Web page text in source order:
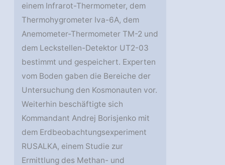
einem Infrarot-Thermometer, dem
Thermohygrometer Iva-6A, dem
Anemometer-Thermometer TM-2 und
dem Leckstellen-Detektor UT2-03
bestimmt und gespeichert. Experten
vom Boden gaben die Bereiche der
Untersuchung den Kosmonauten vor.
Weiterhin beschäftigte sich
Kommandant Andrej Borisjenko mit
dem Erdbeobachtungsexperiment
RUSALKA, einem Studie zur
Ermittlung des Methan- und